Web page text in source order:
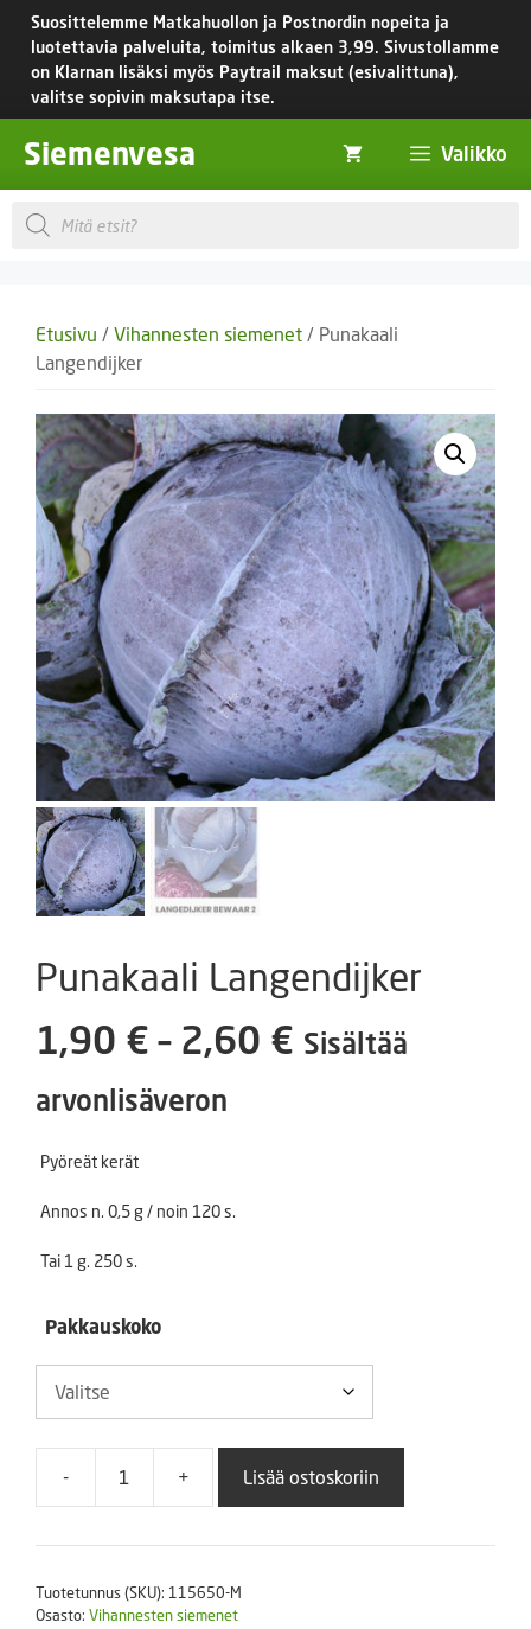
Siirry
sisältöön
Suosittelemme Matkahuollon ja Postnordin nopeita ja
luotettavia palveluita, toimitus alkaen 3,99. Sivustollamme
on Klarnan lisäksi myös Paytrail maksut (esivalittuna),
valitse sopivin maksutapa itse.
Siemenvesa Valikko
Products
search
Etusivu / Vihannesten siemenet / Punakaali
Langendijker
Punakaali Langendijker
1,90 € – 2,60 € Hintaluokka:
Sisältää
arvonlisäveron
Pyöreät kerät
Annos n. 0,5 g / noin 120 s.
Tai 1 g. 250 s.
Pakkauskoko
-
Punakaali
määrä
+ Lisää ostoskoriin
Tuotetunnus (SKU): 115650-M
Osasto: Vihannesten siemenet